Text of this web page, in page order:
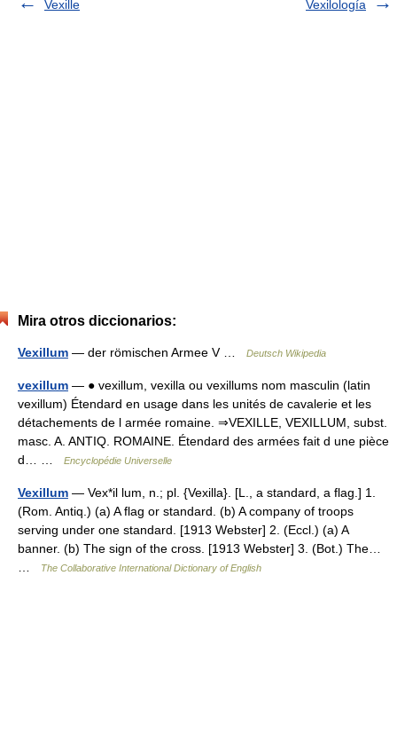
Vexille Vexilología
Mira otros diccionarios:
Vexillum — der römischen Armee V … Deutsch Wikipedia
vexillum — ● vexillum, vexilla ou vexillums nom masculin (latin
vexillum) Étendard en usage dans les unités de cavalerie et les
détachements de l armée romaine. ⇒VEXILLE, VEXILLUM, subst.
masc. A. ANTIQ. ROMAINE. Étendard des armées fait d une pièce
d… …
Encyclopédie Universelle
Vexillum — Vex*il lum, n.; pl. {Vexilla}. [L., a standard, a flag.] 1.
(Rom. Antiq.) (a) A flag or standard. (b) A company of troops
serving under one standard. [1913 Webster] 2. (Eccl.) (a) A
banner. (b) The sign of the cross. [1913 Webster] 3. (Bot.) The…
The Collaborative International Dictionary of English